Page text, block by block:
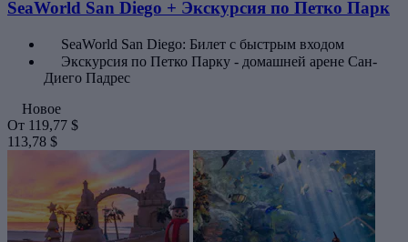
SeaWorld San Diego + Экскурсия по Петко Парк
SeaWorld San Diego: Билет с быстрым входом
Экскурсия по Петко Парку - домашней арене Сан-
Диего Падрес
Новое
От 119,77 $
113,78 $